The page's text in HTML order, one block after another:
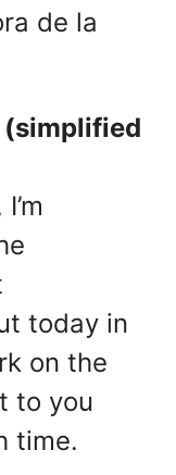
de la
(simplified
today in
on the
to you
time.